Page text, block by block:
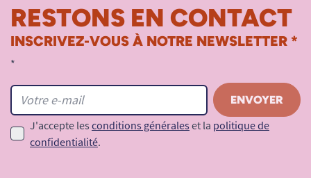
RESTONS EN CONTACT
INSCRIVEZ-VOUS À NOTRE NEWSLETTER *
*
J'accepte les conditions générales et la politique de
confidentialité.